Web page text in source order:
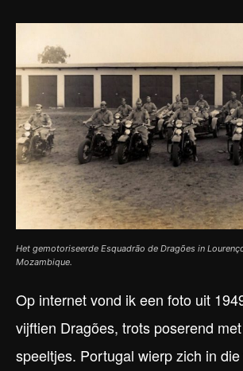
Het gemotoriseerde Esquadrão de Dragões in
Mozambique.
Op internet vond ik een foto uit
vijftien Dragões, trots poserend
speeltjes. Portugal wierp zich in